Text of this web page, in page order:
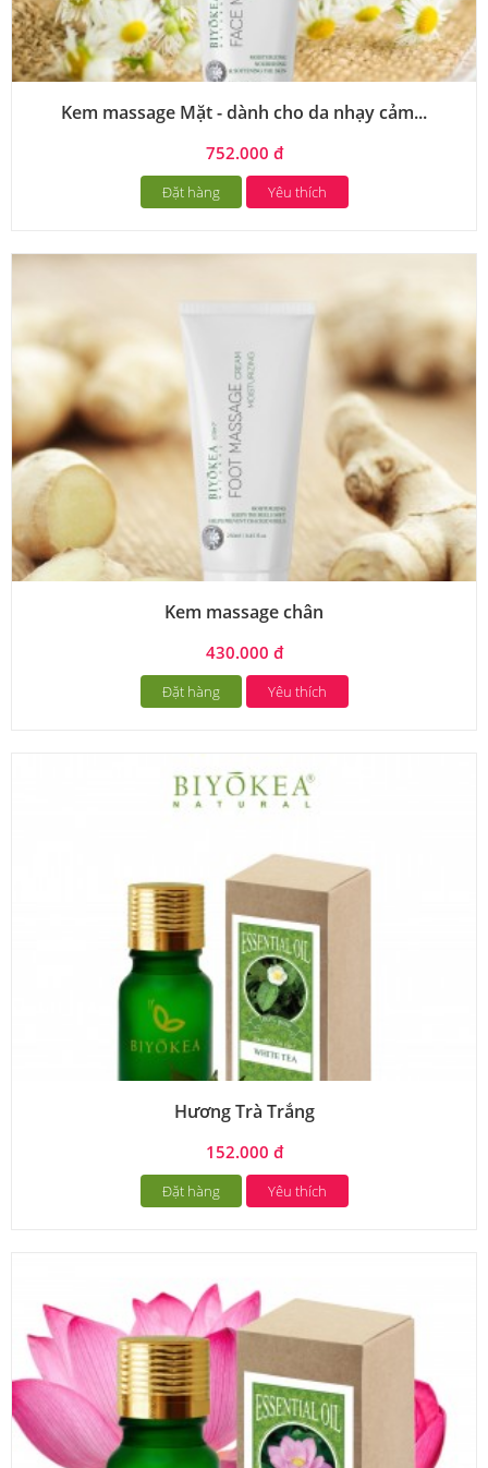
Kem massage Mặt - dành cho da nhạy cảm...
752.000 đ
Đặt hàng Yêu thích
Kem massage chân
430.000 đ
Đặt hàng Yêu thích
Hương Trà Trắng
152.000 đ
Đặt hàng Yêu thích